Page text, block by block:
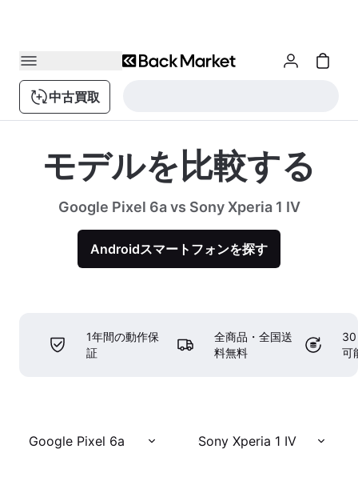
中古買取
モデルを比較する
Google Pixel 6a vs Sony Xperia 1 IV
Androidスマートフォンを探す
1年間の動作保
証
全商品・全国送
料無料
30
可
Google Pixel 6a Sony Xperia 1 IV